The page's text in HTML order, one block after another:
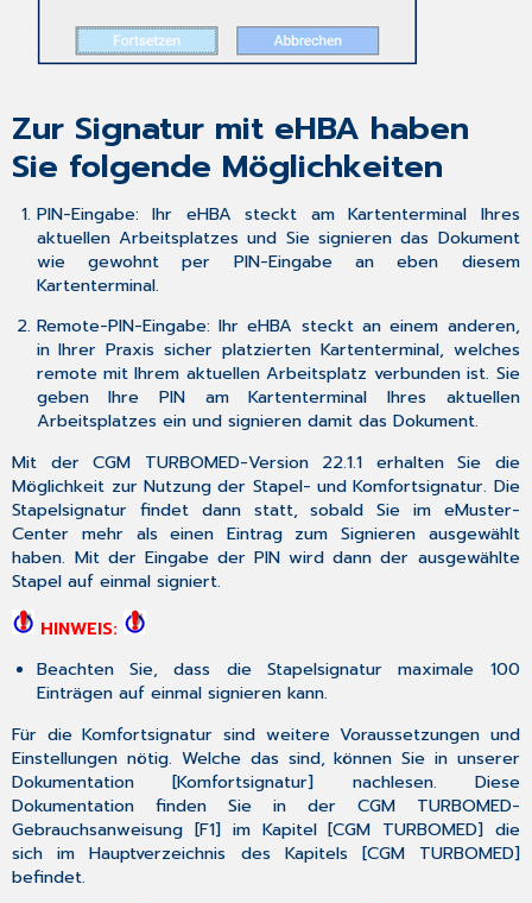
Zur Signatur mit eHBA haben
Sie folgende Möglichkeiten
PIN-Eingabe: Ihr eHBA steckt am Kartenterminal Ihres
aktuellen Arbeitsplatzes und Sie signieren das Dokument
wie gewohnt per PIN-Eingabe an eben diesem
Kartenterminal.
Remote-PIN-Eingabe: Ihr eHBA steckt an einem anderen,
in Ihrer Praxis sicher platzierten Kartenterminal, welches
remote mit Ihrem aktuellen Arbeitsplatz verbunden ist. Sie
geben Ihre PIN am Kartenterminal Ihres aktuellen
Arbeitsplatzes ein und signieren damit das Dokument.
Mit der CGM TURBOMED-Version 22.1.1 erhalten Sie die
Möglichkeit zur Nutzung der Stapel- und Komfortsignatur. Die
Stapelsignatur findet dann statt, sobald Sie im eMuster-
Center mehr als einen Eintrag zum Signieren ausgewählt
haben. Mit der Eingabe der PIN wird dann der ausgewählte
Stapel auf einmal signiert.
HINWEIS:
Beachten Sie, dass die Stapelsignatur maximale 100
Einträgen auf einmal signieren kann.
Für dieKomfortsignatur sind weitere Voraussetzungen und
Einstellungen nötig. Welche das sind, können Sie in unserer
Dokumentation [Komfortsignatur] nachlesen. Diese
Dokumentation finden Sie in der CGM TURBOMED-
Gebrauchsanweisung [F1] im Kapitel [CGM TURBOMED] die
sich im Hauptverzeichnis des Kapitels [CGM TURBOMED]
befindet.